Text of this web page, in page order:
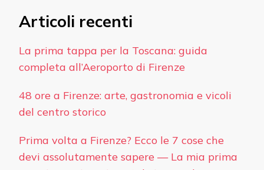
Articoli recenti
La prima tappa per la Toscana: guida
completa all’Aeroporto di Firenze
48 ore a Firenze: arte, gastronomia e vicoli
del centro storico
Prima volta a Firenze? Ecco le 7 cose che
devi assolutamente sapere — La mia prima